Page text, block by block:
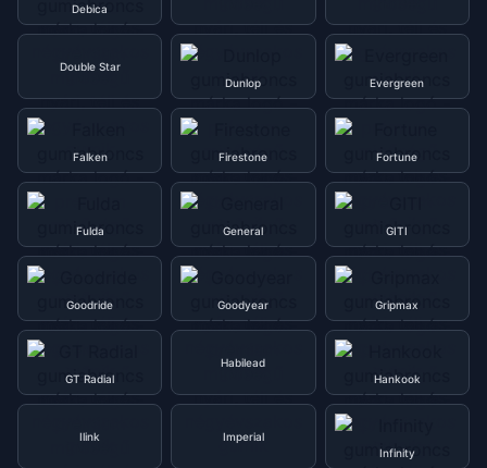
Debica
Double Star
Dunlop
Evergreen
Falken Firestone Fortune
Fulda General GITI
Goodride Goodyear Gripmax
GT Radial
Habilead
Hankook
Ilink
Imperial
Infinity